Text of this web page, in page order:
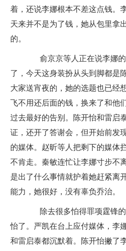
着，还说李娜根本不差这点钱。
天来并不是为了钱，她从包里拿
的。
俞京京等人正在说李娜的
了，今天这身装扮从头到脚都是
大家送宵夜的，她的选题也已经
飞不用还后面的钱，换来了和他
过去最好的告别。陈开怡和雷启
证，还开了答谢会，但开始前发
的媒体。赵昕等人把剩下的媒体
不肯走。秦敏连忙让李娜寸步不
是出了什么事情就护着她赶紧离
能力，她很好，没有辜负乔治。
除去很多怕得罪项霆锋的
怡了。严凯在台上应付媒体，李
和雷启泰都沉默着。陈开怡撇了